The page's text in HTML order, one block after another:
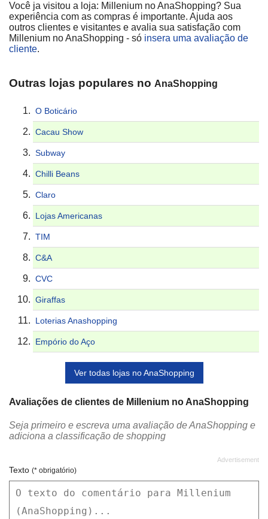
Você ja visitou a loja: Millenium no AnaShopping? Sua
experiência com as compras é importante. Ajuda aos
outros clientes e visitantes e avalia sua satisfação com
Millenium no AnaShopping - só insera uma avaliação de
cliente.
Outras lojas populares no AnaShopping
O Boticário
Cacau Show
Subway
Chilli Beans
Claro
Lojas Americanas
TIM
C&A
CVC
Giraffas
Loterias Anashopping
Empório do Aço
Ver todas lojas no AnaShopping
Avaliações de clientes de Millenium no AnaShopping
Seja primeiro e escreva uma avaliação de AnaShopping e
adiciona a classificação de shopping
Texto (* obrigatório)